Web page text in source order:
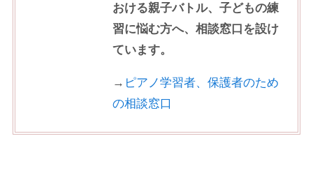
おける親子バトル、子どもの練
習に悩む方へ、相談窓口を設け
ています。
→ ピアノ学習者、保護者のため
の相談窓口